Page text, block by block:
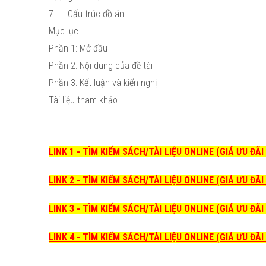
7.
Cấu trúc đồ án:
Mục lục
Phần 1: Mở đầu
Phần 2: Nội dung của đề tài
Phần 3: Kết luận và kiến nghị
Tài liệu tham khảo
LINK 1 - TÌM KIẾM SÁCH/TÀI LIỆU ONLINE (GIÁ ƯU
LINK 2 - TÌM KIẾM SÁCH/TÀI LIỆU ONLINE (GIÁ ƯU
LINK 3 - TÌM KIẾM SÁCH/TÀI LIỆU ONLINE (GIÁ ƯU
LINK 4 - TÌM KIẾM SÁCH/TÀI LIỆU ONLINE (GIÁ ƯU